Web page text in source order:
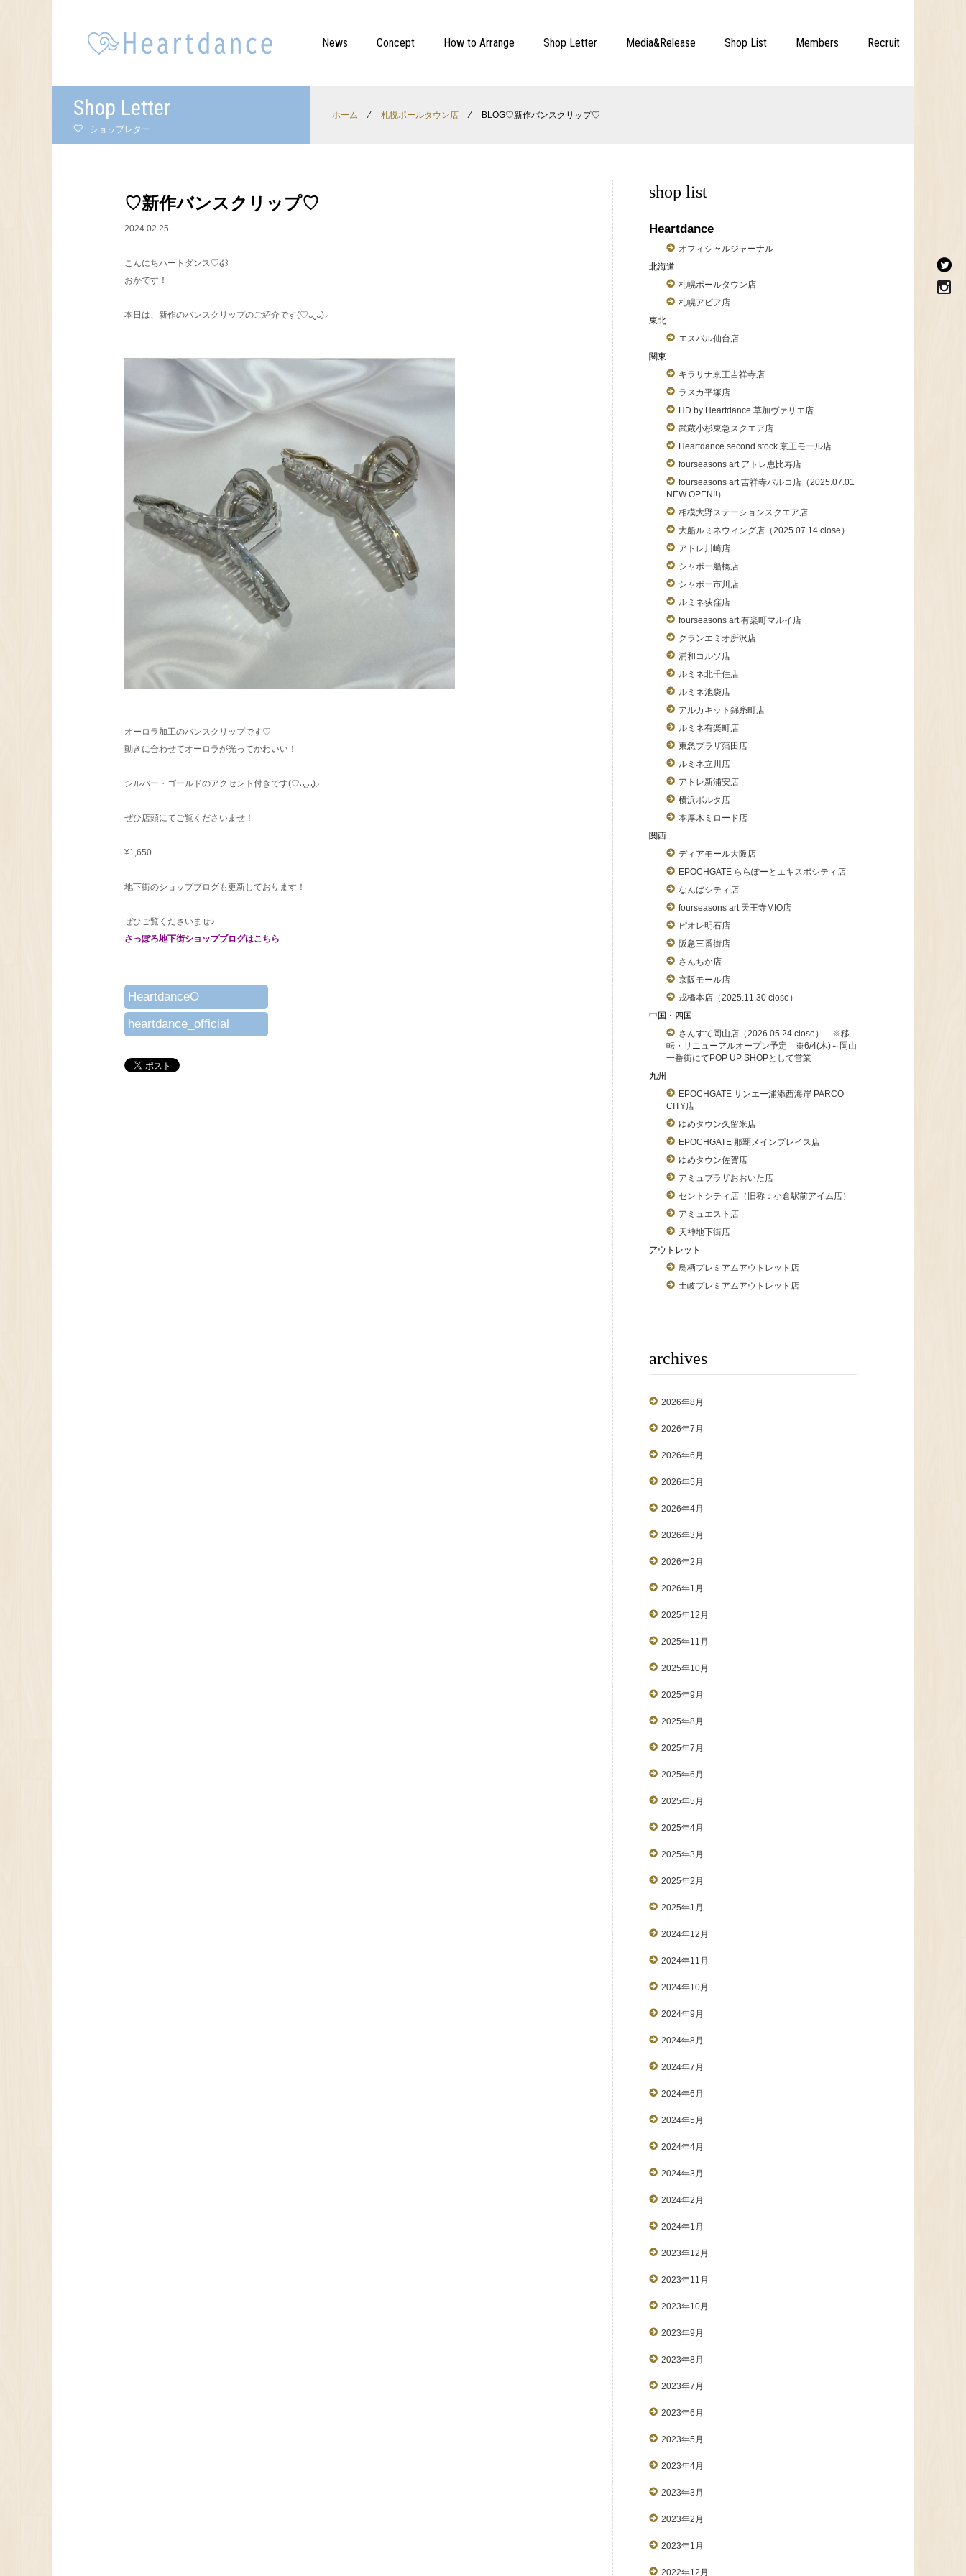
News Concept How to Arrange Shop Letter Media&Release Shop List Members Recruit
Shop Letter
ショップレター
ホーム ⁄ 札幌ポールタウン店 ⁄ BLOG♡新作バンスクリップ♡
♡新作バンスクリップ♡
2024.02.25
こんにちハートダンス♡໒꒱
おかです！
本日は、新作のバンスクリップのご紹介です(♡ᴗ͈ˬᴗ͈)⸝
オーロラ加工のバンスクリップです♡
動きに合わせてオーロラが光ってかわいい！
シルバー・ゴールドのアクセント付きです(♡ᴗ͈ˬᴗ͈)⸝
ぜひ店頭にてご覧くださいませ！
¥1,650
地下街のショップブログも更新しております！
ぜひご覧くださいませ♪
さっぽろ地下街ショップブログはこちら
HeartdanceO
heartdance_official
shop list
Heartdance
オフィシャルジャーナル
北海道
札幌ポールタウン店
札幌アピア店
東北
エスパル仙台店
関東
キラリナ京王吉祥寺店
ラスカ平塚店
HD by Heartdance 草加ヴァリエ店
武蔵小杉東急スクエア店
Heartdance second stock 京王モール店
fourseasons art アトレ恵比寿店
fourseasons art 吉祥寺パルコ店（2025.07.01
NEW OPEN!!）
相模大野ステーションスクエア店
大船ルミネウィング店（2025.07.14 close）
アトレ川崎店
シャポー船橋店
シャポー市川店
ルミネ荻窪店
fourseasons art 有楽町マルイ店
グランエミオ所沢店
浦和コルソ店
ルミネ北千住店
ルミネ池袋店
アルカキット錦糸町店
ルミネ有楽町店
東急プラザ蒲田店
ルミネ立川店
アトレ新浦安店
横浜ポルタ店
本厚木ミロード店
関西
ディアモール大阪店
EPOCHGATE ららぽーとエキスポシティ店
なんばシティ店
fourseasons art 天王寺MIO店
ピオレ明石店
阪急三番街店
さんちか店
京阪モール店
戎橋本店（2025.11.30 close）
中国・四国
さんすて岡山店（2026.05.24 close） ※移
転・リニューアルオープン予定 ※6/4(木)～岡山
一番街にてPOP UP SHOPとして営業
九州
EPOCHGATE サンエー浦添西海岸 PARCO
CITY店
ゆめタウン久留米店
EPOCHGATE 那覇メインプレイス店
ゆめタウン佐賀店
アミュプラザおおいた店
セントシティ店（旧称：小倉駅前アイム店）
アミュエスト店
天神地下街店
アウトレット
鳥栖プレミアムアウトレット店
土岐プレミアムアウトレット店
archives
2026年8月
2026年7月
2026年6月
2026年5月
2026年4月
2026年3月
2026年2月
2026年1月
2025年12月
2025年11月
2025年10月
2025年9月
2025年8月
2025年7月
2025年6月
2025年5月
2025年4月
2025年3月
2025年2月
2025年1月
2024年12月
2024年11月
2024年10月
2024年9月
2024年8月
2024年7月
2024年6月
2024年5月
2024年4月
2024年3月
2024年2月
2024年1月
2023年12月
2023年11月
2023年10月
2023年9月
2023年8月
2023年7月
2023年6月
2023年5月
2023年4月
2023年3月
2023年2月
2023年1月
2022年12月